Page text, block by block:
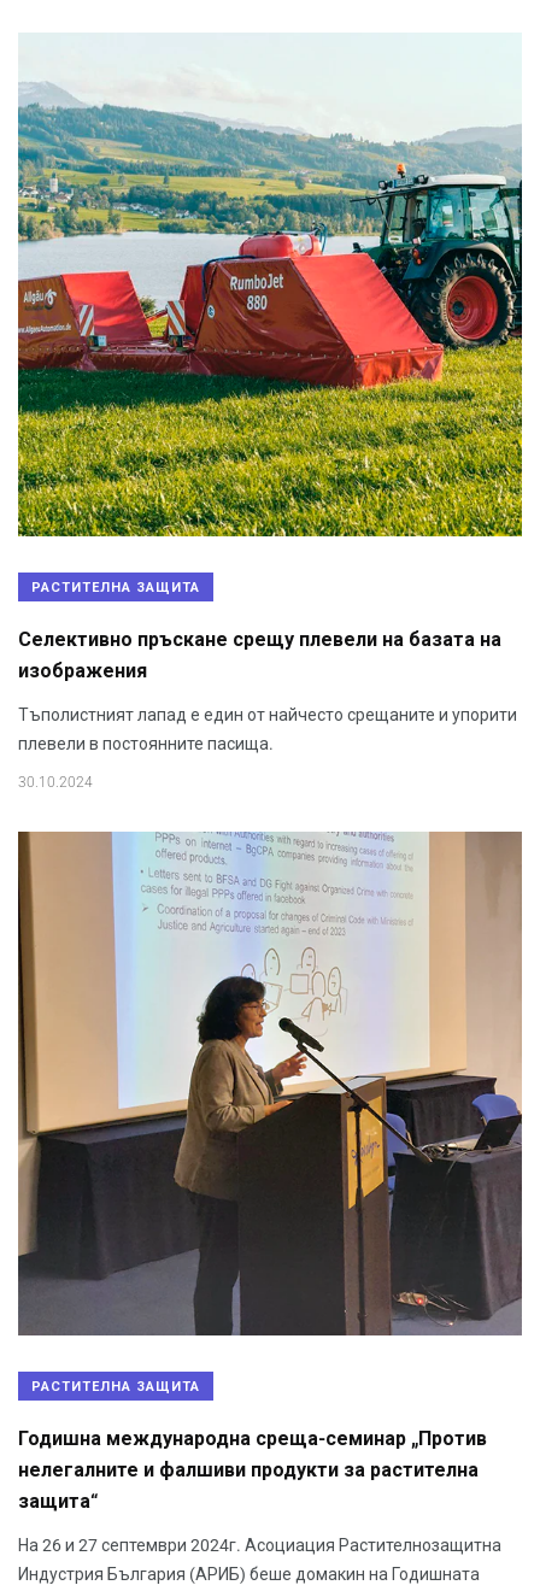
РАСТИТЕЛНА ЗАЩИТА
Селективно пръскане срещу плевели на базата на
изображения
Тъполистният лапад е един от найчесто срещаните и упорити
плевели в постоянните пасища.
30.10.2024
РАСТИТЕЛНА ЗАЩИТА
Годишна международна среща-семинар „Против
нелегалните и фалшиви продукти за растителна
защита“
На 26 и 27 септември 2024г. Асоциация Растителнозащитна
Индустрия България (АРИБ) беше домакин на Годишната